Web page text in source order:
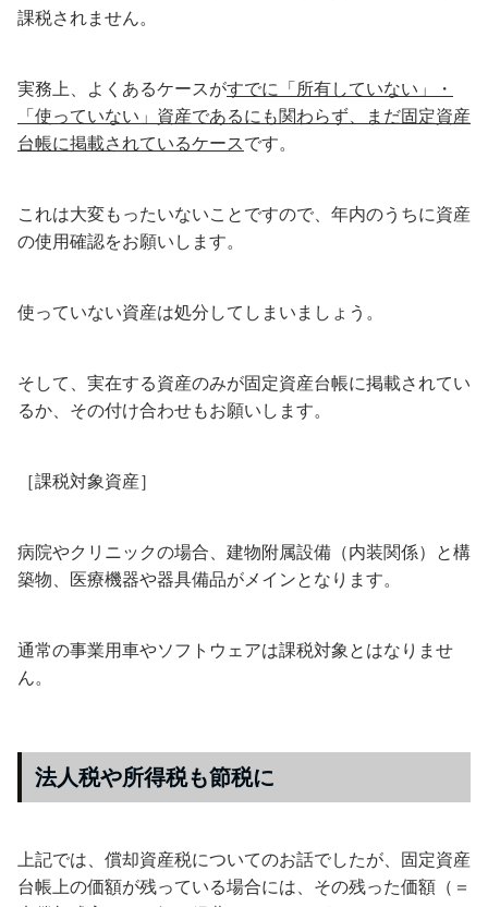
課税されません。
実務上、よくあるケースがすでに「所有していない」・
「使っていない」資産であるにも関わらず、まだ固定資産
台帳に掲載されているケースです。
これは大変もったいないことですので、年内のうちに資産
の使用確認をお願いします。
使っていない資産は処分してしまいましょう。
そして、実在する資産のみが固定資産台帳に掲載されてい
るか、その付け合わせもお願いします。
［課税対象資産］
病院やクリニックの場合、建物附属設備（内装関係）と構
築物、医療機器や器具備品がメインとなります。
通常の事業用車やソフトウェアは課税対象とはなりませ
ん。
法人税や所得税も節税に
上記では、償却資産税についてのお話でしたが、固定資産
台帳上の価額が残っている場合には、その残った価額（＝